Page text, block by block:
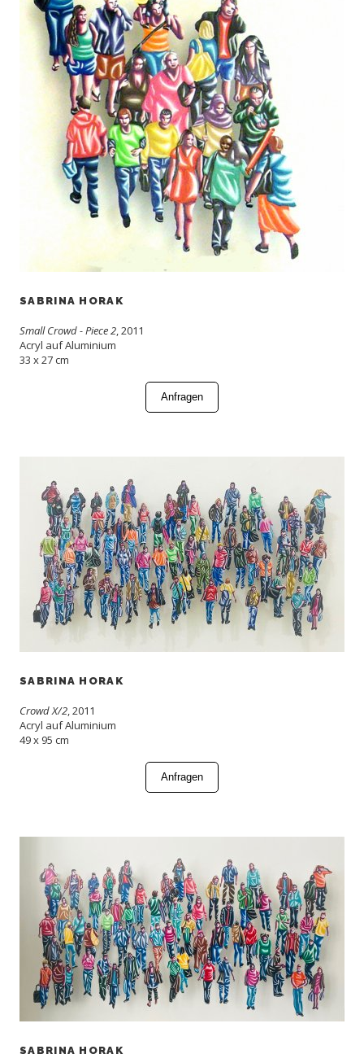
SABRINA HORAK
Small Crowd - Piece 2 , 2011
Acryl auf Aluminium
33 x 27 cm
Anfragen
SABRINA HORAK
Crowd X/2 , 2011
Acryl auf Aluminium
49 x 95 cm
Anfragen
SABRINA HORAK